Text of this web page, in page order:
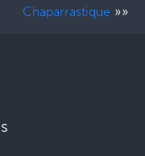
Chaparrastique »»